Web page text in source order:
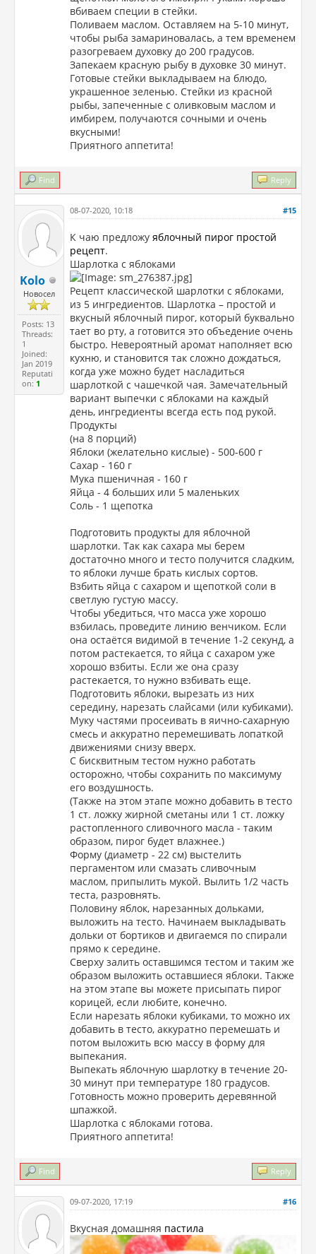
вбиваем специи в стейки.
Поливаем маслом. Оставляем на 5-10 минут,
чтобы рыба замариновалась, а тем временем
разогреваем духовку до 200 градусов.
Запекаем красную рыбу в духовке 30 минут.
Готовые стейки выкладываем на блюдо,
украшенное зеленью. Стейки из красной
рыбы, запеченные с оливковым маслом и
имбирем, получаются сочными и очень
вкусными!
Приятного аппетита!
Find Reply
Kolo
Новосел
Posts: 13
Threads:
1
Joined:
Jan 2019
Reputati
on: 1
#15
08-07-2020, 10:18
К чаю предложуяблочный пирог простой
рецепт.
Шарлотка с яблоками
Рецепт классической шарлотки с яблоками,
из 5 ингредиентов. Шарлотка – простой и
вкусный яблочный пирог, который буквально
тает во рту, а готовится это объедение очень
быстро. Невероятный аромат наполняет всю
кухню, и становится так сложно дождаться,
когда уже можно будет насладиться
шарлоткой с чашечкой чая. Замечательный
вариант выпечки с яблоками на каждый
день, ингредиенты всегда есть под рукой.
Продукты
(на 8 порций)
Яблоки (желательно кислые) - 500-600 г
Сахар - 160 г
Мука пшеничная - 160 г
Яйца - 4 больших или 5 маленьких
Соль - 1 щепотка
Подготовить продукты для яблочной
шарлотки. Так как сахара мы берем
достаточно много и тесто получится сладким,
то яблоки лучше брать кислых сортов.
Взбить яйца с сахаром и щепоткой соли в
светлую густую массу.
Чтобы убедиться, что масса уже хорошо
взбилась, проведите линию венчиком. Если
она остаётся видимой в течение 1-2 секунд, а
потом растекается, то яйца с сахаром уже
хорошо взбиты. Если же она сразу
растекается, то нужно взбивать еще.
Подготовить яблоки, вырезать из них
середину, нарезать слайсами (или кубиками).
Муку частями просеивать в яично-сахарную
смесь и аккуратно перемешивать лопаткой
движениями снизу вверх.
С бисквитным тестом нужно работать
осторожно, чтобы сохранить по максимуму
его воздушность.
(Также на этом этапе можно добавить в тесто
1 ст. ложку жирной сметаны или 1 ст. ложку
растопленного сливочного масла - таким
образом, пирог будет влажнее.)
Форму (диаметр - 22 см) выстелить
пергаментом или смазать сливочным
маслом, припылить мукой. Вылить 1/2 часть
теста, разровнять.
Половину яблок, нарезанных дольками,
выложить на тесто. Начинаем выкладывать
дольки от бортиков и двигаемся по спирали
прямо к середине.
Сверху залить оставшимся тестом и таким же
образом выложить оставшиеся яблоки. Также
на этом этапе вы можете присыпать пирог
корицей, если любите, конечно.
Если нарезать яблоки кубиками, то можно их
добавить в тесто, аккуратно перемешать и
потом выложить всю массу в форму для
выпекания.
Выпекать яблочную шарлотку в течение 20-
30 минут при температуре 180 градусов.
Готовность можно проверить деревянной
шпажкой.
Шарлотка с яблоками готова.
Приятного аппетита!
Find Reply
#16
09-07-2020, 17:19
Вкусная домашняя пастила